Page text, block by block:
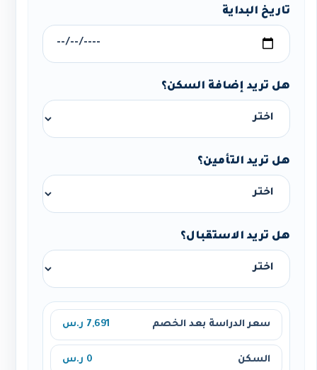
تاريخ البداية
هل تريد إضافة السكن؟
هل تريد التأمين؟
هل تريد الاستقبال؟
سعر الدراسة بعد الخصم 7,691 ر.س
السكن 0 ر.س